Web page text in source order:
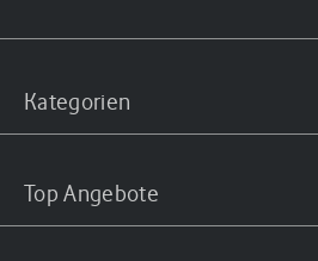
Kategorien
Top Angebote